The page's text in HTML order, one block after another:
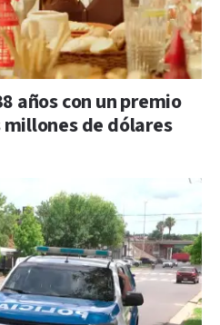
años con un premio
de dólares